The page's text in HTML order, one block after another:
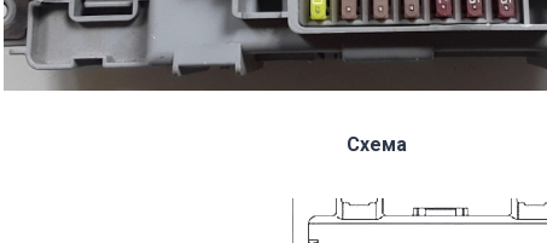
Схема